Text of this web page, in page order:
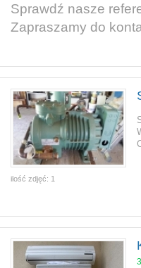
Sprawdź nasze
Zapraszamy do
ilość zdjęć: 1